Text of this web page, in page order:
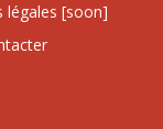
légales [soon]